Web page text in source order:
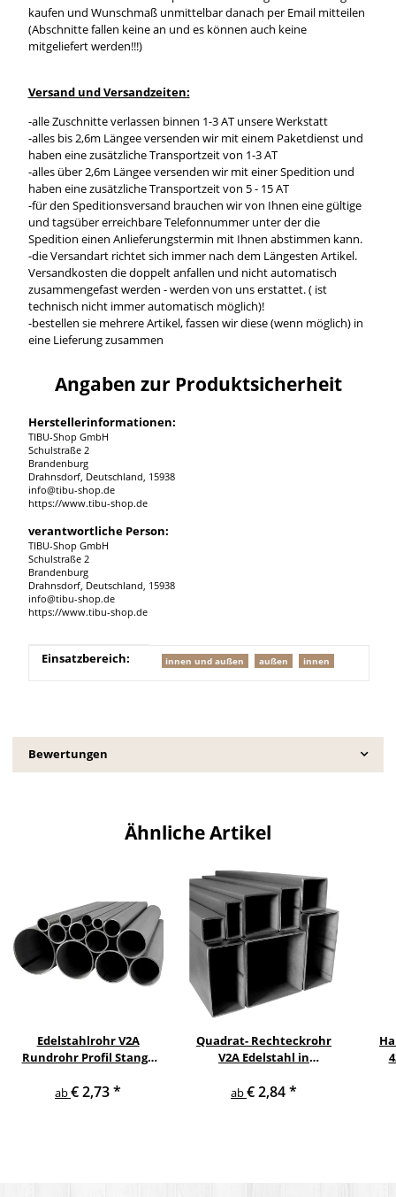
kaufen und Wunschmaß unmittelbar danach per Email mitteilen
(Abschnitte fallen keine an und es können auch keine
mitgeliefert werden!!!)
Versand und Versandzeiten:
-alle Zuschnitte verlassen binnen 1-3 AT unsere Werkstatt
-alles bis 2,6m Längee versenden wir mit einem Paketdienst und
haben eine zusätzliche Transportzeit von 1-3 AT
-alles über 2,6m Längee versenden wir mit einer Spedition und
haben eine zusätzliche Transportzeit von 5 - 15 AT
-für den Speditionsversand brauchen wir von Ihnen eine gültige
und tagsüber erreichbare Telefonnummer unter der die
Spedition einen Anlieferungstermin mit Ihnen abstimmen kann.
-die Versandart richtet sich immer nach dem Längesten Artikel.
Versandkosten die doppelt anfallen und nicht automatisch
zusammengefast werden - werden von uns erstattet. ( ist
technisch nicht immer automatisch möglich)!
-bestellen sie mehrere Artikel, fassen wir diese (wenn möglich) in
eine Lieferung zusammen
Angaben zur Produktsicherheit
Herstellerinformationen:
TIBU-Shop GmbH
Schulstraße 2
Brandenburg
Drahnsdorf, Deutschland, 15938
info@tibu-shop.de
https://www.tibu-shop.de
verantwortliche Person:
TIBU-Shop GmbH
Schulstraße 2
Brandenburg
Drahnsdorf, Deutschland, 15938
info@tibu-shop.de
https://www.tibu-shop.de
Produkteigenschaft
Wert
Einsatzbereich: innen und außen außen innen
Bewertungen
Ähnliche Artikel
Edelstahlrohr V2A
Rundrohr Profil Stange
Durchmessern
ab€ 2,73*
Quadrat- Rechteckrohr
V2A Edelstahl in
Querschnitten und
ab€ 2,84*